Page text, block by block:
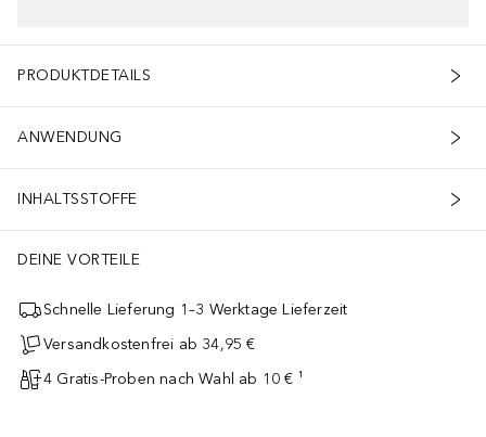
PRODUKTDETAILS
ANWENDUNG
INHALTSSTOFFE
DEINE VORTEILE
Schnelle Lieferung 1–3 Werktage Lieferzeit
Versandkostenfrei ab 34,95 €
4 Gratis-Proben nach Wahl ab 10 € ¹